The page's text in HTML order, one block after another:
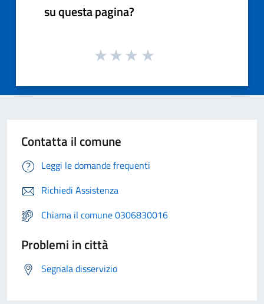
su questa pagina?
Contatta il comune
Leggi le domande frequenti
Richiedi Assistenza
Chiama il comune 0306830016
Problemi in città
Segnala disservizio